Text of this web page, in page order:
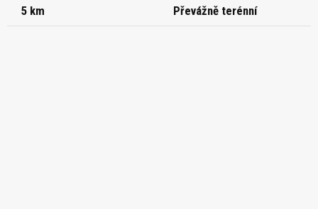
5 km Převážně terénní